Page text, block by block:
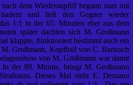
dem Wiederanpfiff begann man mit
und ließ den Gegner wieder
1:1 in der 65. Minuten eher aus dem
später dachten sich M. Großmann
klappte, funktioniert bestimmt auch ein
Großmann, Kopfball von C. Bartusch
von M. Großmann war damit
In der 89. Minute, bringt M. Großmann
Dieses Mal steht E. Demann